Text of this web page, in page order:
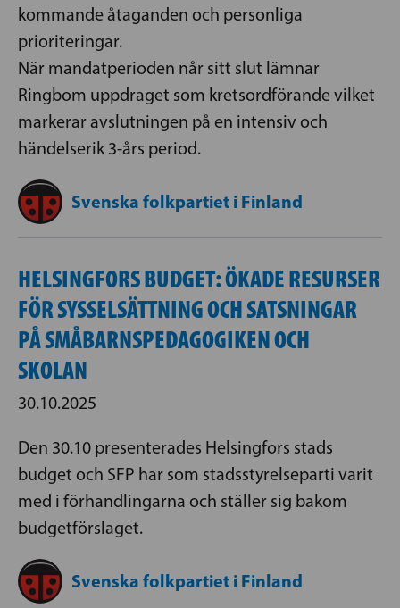
kommande åtaganden och personliga
prioriteringar.
När mandatperioden når sitt slut lämnar
Ringbom uppdraget som kretsordförande vilket
markerar avslutningen på en intensiv och
händelserik 3-års period.
Svenska folkpartiet i Finland
HELSINGFORS BUDGET: ÖKADE RESURSER
FÖR SYSSELSÄTTNING OCH SATSNINGAR
PÅ SMÅBARNSPEDAGOGIKEN OCH
SKOLAN
30.10.2025
Den 30.10 presenterades Helsingfors stads
budget och SFP har som stadsstyrelseparti varit
med i förhandlingarna och ställer sig bakom
budgetförslaget.
Svenska folkpartiet i Finland